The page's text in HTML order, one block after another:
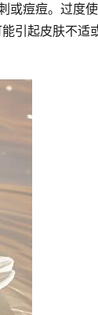
或痘痘。过度
引起皮肤不适